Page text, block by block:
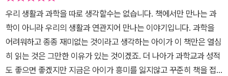
미진진하고 기발한 사건들은 우리 생활에서 일어날 법한 사건들로 물
리와 관련이 있었으며, 이를 통해 물리의 다양한 원리를 이해할 수 있
었다. 우주에서 기행문을 쓰려던 이필기씨는 동네 문구점에서 모든
펜 씨가 판매한 볼펜을 가지고 갔지만 글씨가 써지지 않아 문구점 주
인을 물리법정에 고소했는데, 질량을 가진 볼펜 속 잉크는 무중력상
매우 궁금했어요. 우주선을 타고 지구를 떠나 우주로 가게 되면 무중
력 상태가 됩니다.그런 장면을 본 적 많잖아요.우주선 내부에서 둥둥
떠다니는 모습들.사람은 물론 생활용품들도요.여기 이필기 씨도 우주
로 떠날 기회가 생깁니다.달에 가기 위해서 소형 로켓 미니스를 샀거
든요.기행문 쓰는 것을 좋아하는 그는 문구점에서 볼펜을 삽니다.우
우리 생활과 과학을 따로 생각할수는 없습니다. 책에서만 만나는 과
학이 아니라 우리의 생활과 연관지어 만나는 이야기입니다. 과학을
어려워하고 종종 재미없는 것이라고 생각하는 아이가 이 책만은 열심
히 읽는 것은 그만한 이유가 있는 것이겠죠. 더 나아가 과학교과 성적
도 좋으면 좋겠지만 지금은 아이가 흥미를 잃지않고 꾸준히 책을 접